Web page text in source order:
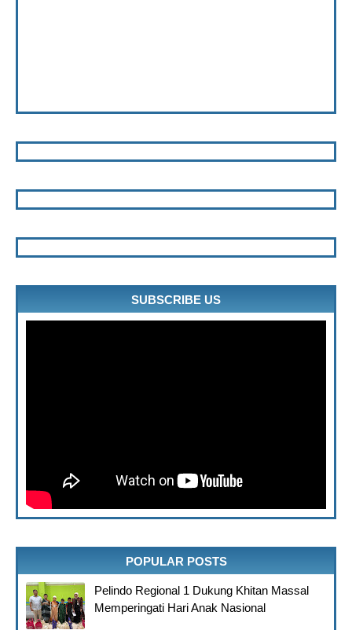
SUBSCRIBE US
POPULAR POSTS
Pelindo Regional 1 Dukung Khitan Massal
Memperingati Hari Anak Nasional